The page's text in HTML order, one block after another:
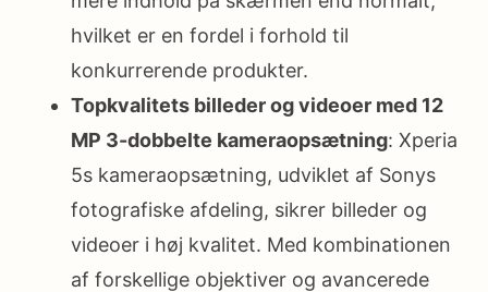
hvilket er en fordel i forhold til
konkurrerende produkter.
Topkvalitets billeder og videoer med 12
MP 3-dobbelte kameraopsætning: Xperia
5s kameraopsætning, udviklet af Sonys
fotografiske afdeling, sikrer billeder og
videoer i høj kvalitet. Med kombinationen
af forskellige objektiver og avancerede